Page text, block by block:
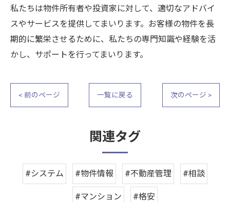
私たちは物件所有者や投資家に対して、適切なアドバイ
スやサービスを提供してまいります。お客様の物件を長
期的に繁栄させるために、私たちの専門知識や経験を活
かし、サポートを行ってまいります。
< 前のページ 一覧に戻る 次のページ >
関連タグ
#システム #物件情報 #不動産管理 #相談
#マンション #格安